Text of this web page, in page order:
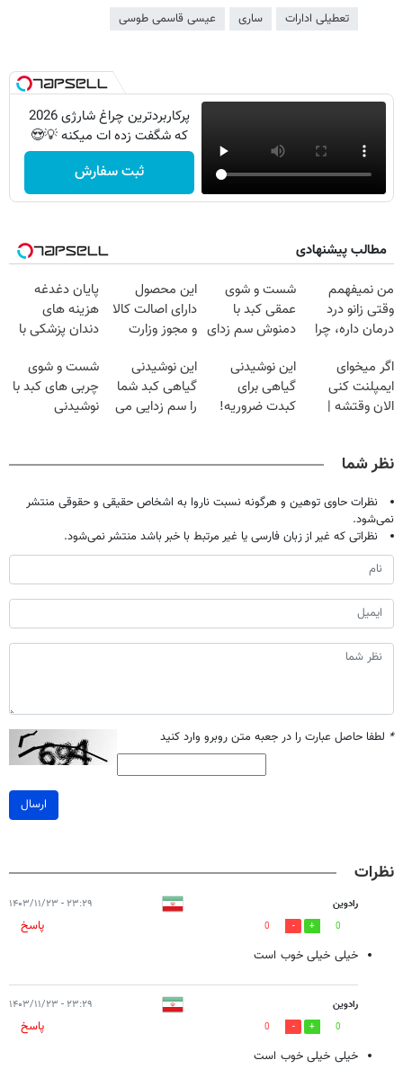
تعطیلی ادارات ساری عیسی قاسمی طوسی
پرکاربردترین چراغ شارژی 2026
که شگفت زده ات میکنه 💡😍
ثبت سفارش
مطالب پیشنهادی
من نمیفهمم
وقتی زانو درد
درمان داره، چرا
تحمل میکنی؟❗
شست و شوی
عمقی کبد با
دمنوش سم زدای
این محصول
دارای اصالت کالا
و مجوز وزارت
است(55%تخفیف)
پایان دغدغه
هزینه های
دندان پزشکی با
خانگی
اگر میخوای
ایمپلنت کنی
الان وقتشه |
این نوشیدنی
گیاهی برای
کبدت ضروریه!
این نوشیدنی
گیاهی کبد شما
را سم زدایی می
شست و شوی
چربی های کبد با
نوشیدنی
نظر شما
نظرات حاوی توهین و هرگونه نسبت ناروا به اشخاص حقیقی و حقوقی منتشر
نمی‌شود.
نظراتی که غیر از زبان فارسی یا غیر مرتبط با خبر باشد منتشر نمی‌شود.
* لطفا حاصل عبارت را در جعبه متن روبرو وارد کنید
ارسال
نظرات
رادوین ۲۳:۲۹ - ۱۴۰۳/۱۱/۲۳
0
0
پاسخ
خیلی خیلی خوب است
رادوین ۲۳:۲۹ - ۱۴۰۳/۱۱/۲۳
0
0
پاسخ
خیلی خیلی خوب است